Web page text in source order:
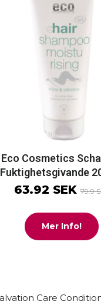
Eco Cosmetics
Fuktighetsgivande
63.92 SEK79.9
Mer Info!